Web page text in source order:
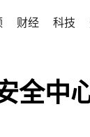
财经 科技
全中